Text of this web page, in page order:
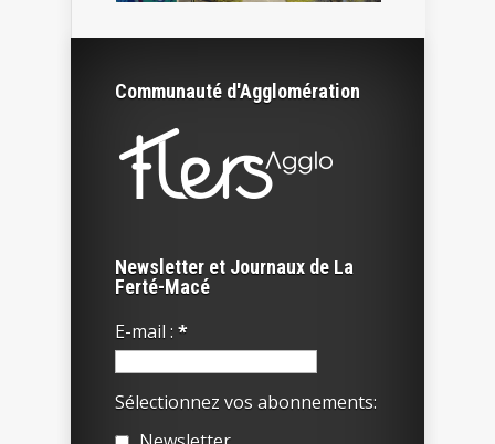
Communauté d'Agglomération
Newsletter et Journaux de La
Ferté-Macé
E-mail : *
Sélectionnez vos abonnements: